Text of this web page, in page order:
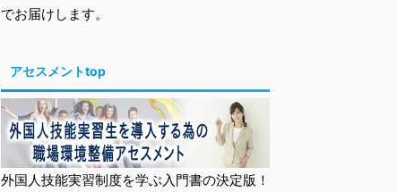
でお届けします。
アセスメントtop
外国人技能実習制度を学ぶ入門書の決定版！